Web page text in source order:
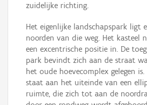
zuidelijke richting.
Het eigenlijke landschapspark ligt
noorden van die weg. Het kasteel
een excentrische positie in. De
park bevindt zich aan de straat
het oude hoevecomplex gelegen is.
staat aan het uiteinde van een
ruimte, die zich tot aan de